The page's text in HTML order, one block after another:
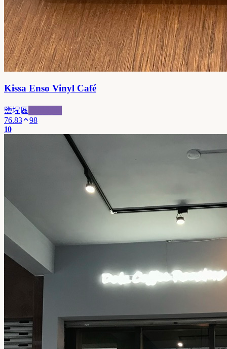
Kissa Enso Vinyl Café
鹽埕區
76.83
98
10